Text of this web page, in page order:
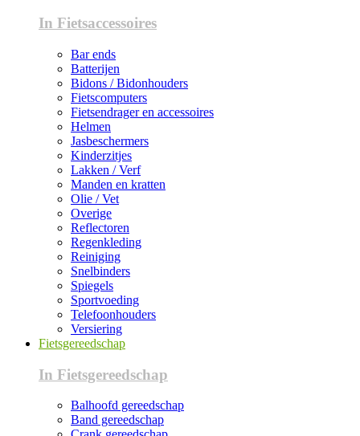
In Fietsaccessoires
Bar ends
Batterijen
Bidons / Bidonhouders
Fietscomputers
Fietsendrager en accessoires
Helmen
Jasbeschermers
Kinderzitjes
Lakken / Verf
Manden en kratten
Olie / Vet
Overige
Reflectoren
Regenkleding
Reiniging
Snelbinders
Spiegels
Sportvoeding
Telefoonhouders
Versiering
Fietsgereedschap
In Fietsgereedschap
Balhoofd gereedschap
Band gereedschap